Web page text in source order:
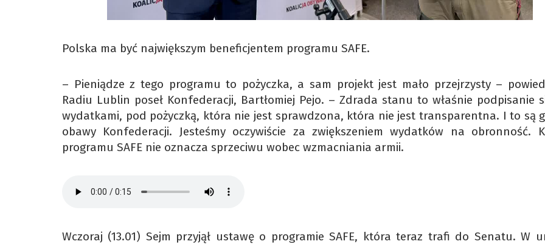
Polska ma być największym beneficjentem programu SAFE.
– Pieniądze z tego programu to pożyczka, a sam projekt jest mało przejrzysty –
Radiu Lublin poseł Konfederacji, Bartłomiej Pejo. – Zdrada stanu to właśnie podpisanie
wydatkami, pod pożyczką, która nie jest sprawdzona, która nie jest transparentna. I to są
obawy Konfederacji. Jesteśmy oczywiście za zwiększeniem wydatków na obronność.
programu SAFE nie oznacza sprzeciwu wobec wzmacniania armii.
Wczoraj (13.01) Sejm przyjął ustawę o programie SAFE, która teraz trafi do Senatu. W